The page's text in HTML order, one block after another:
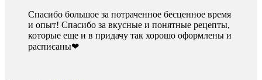
Спасибо большое за потраченное бесценное время
и опыт! Спасибо за вкусные и понятные рецепты,
которые еще и в придачу так хорошо оформлены и
расписаны❤